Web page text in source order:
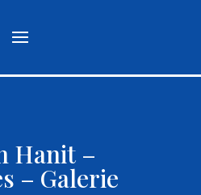
Hanit –
– Galerie